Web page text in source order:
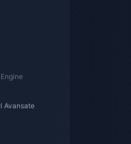
Avansate